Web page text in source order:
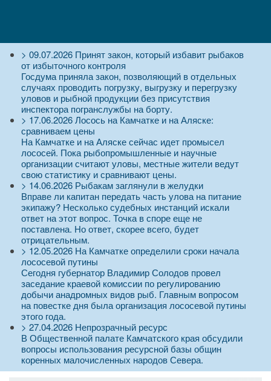
> 09.07.2026 Принят закон, который избавит рыбаков
от избыточного контроля
Госдума приняла закон, позволяющий в отдельных
случаях проводить погрузку, выгрузку и перегрузку
уловов и рыбной продукции без присутствия
инспектора погранслужбы на борту.
> 17.06.2026Лосось на Камчатке и на Аляске:
сравниваем цены
На Камчатке и на Аляске сейчас идет промысел
лососей. Пока рыбопромышленные и научные
организации считают уловы, местные жители ведут
свою статистику и сравнивают цены.
> 14.06.2026 Рыбакам заглянули в желудки
Вправе ли капитан передать часть улова на питание
экипажу? Несколько судебных инстанций искали
ответ на этот вопрос. Точка в споре еще не
поставлена. Но ответ, скорее всего, будет
отрицательным.
> 12.05.2026 На Камчатке определили сроки начала
лососевой путины
Сегодня губернатор Владимир Солодов провел
заседание краевой комиссии по регулированию
добычи анадромных видов рыб. Главным вопросом
на повестке дня была организация лососевой путины
этого года.
> 27.04.2026 Непрозрачный ресурс
В Общественной палате Камчатского края обсудили
вопросы использования ресурсной базы общин
коренных малочисленных народов Севера.